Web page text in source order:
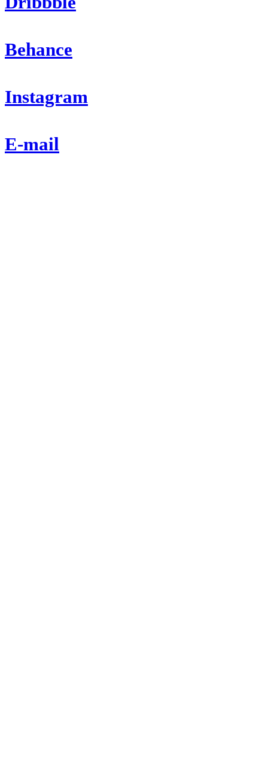
Behance
Instagram
E-mail